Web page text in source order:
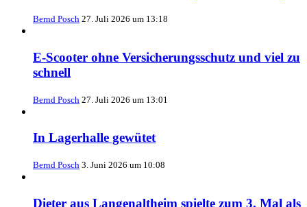
Bernd Posch 27. Juli 2026 um 13:18
E-Scooter ohne Versicherungsschutz und viel zu
schnell
Bernd Posch 27. Juli 2026 um 13:01
In Lagerhalle gewütet
Bernd Posch 3. Juni 2026 um 10:08
Dieter aus Langenaltheim spielte zum 3. Mal als